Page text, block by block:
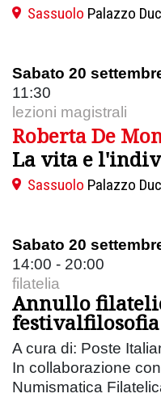
Sassuolo Palazzo
Sabato 20
11:30
lezioni magistrali
Roberta De
La vita e
Sassuolo Palazzo
Sabato 20
14:00 - 20:00
filatelia
Annullo
festivalfilosofia
A cura di: Poste
In collaborazione
Numismatica